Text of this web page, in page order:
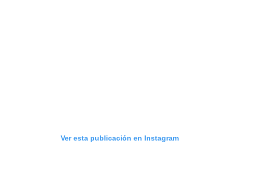
Ver esta publicación en Instagram